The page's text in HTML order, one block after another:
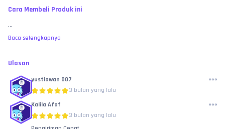
pesanan.
VCGamer.
📍Kami berterima kasih atas ulasan Anda yang luar biasa, Kami akan terus
✍
atas.
Terima kasih sudah belanja di toko Rexxa !
💎 HAPPY SHOPPING !
Cara Membeli Produk ini
...
Baca selengkapnya
Ulasan
yustiawan 007
3 bulan yang lalu
Kalila Afaf
3 bulan yang lalu